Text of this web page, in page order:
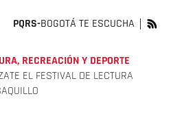
PQRS-BOGOTÁ TE ESCUCHA
RECREACIÓN Y DEPORTE
EL FESTIVAL DE LECTURA